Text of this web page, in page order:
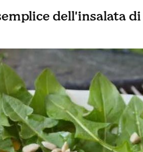
dell'insalata